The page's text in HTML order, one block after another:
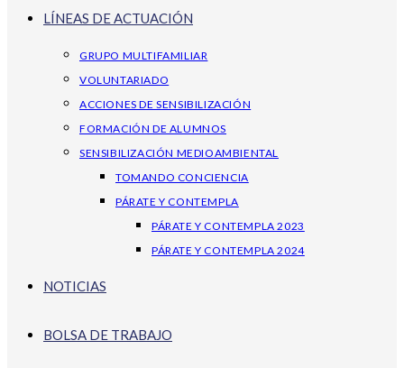
LÍNEAS DE ACTUACIÓN
GRUPO MULTIFAMILIAR
VOLUNTARIADO
ACCIONES DE SENSIBILIZACIÓN
FORMACIÓN DE ALUMNOS
SENSIBILIZACIÓN MEDIOAMBIENTAL
TOMANDO CONCIENCIA
PÁRATE Y CONTEMPLA
PÁRATE Y CONTEMPLA 2023
PÁRATE Y CONTEMPLA 2024
NOTICIAS
BOLSA DE TRABAJO